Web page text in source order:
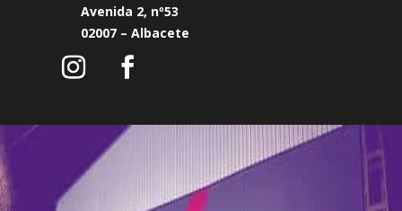
Avenida 2, nº53
02007 – Albacete